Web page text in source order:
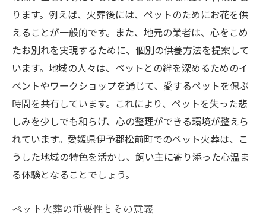
ります。例えば、火葬後には、ペットのためにお花を供
えることが一般的です。また、地元の業者は、心をこめ
たお別れを実現するために、個別の供養方法を提案して
います。地域の人々は、ペットとの絆を深めるためのイ
ベントやワークショップを通じて、愛するペットを偲ぶ
時間を共有しています。これにより、ペットを失った悲
しみを少しでも和らげ、心の整理ができる環境が整えら
れています。愛媛県伊予郡松前町でのペット火葬は、こ
うした地域の特色を活かし、飼い主に寄り添った心温ま
る体験となることでしょう。
ペット火葬の重要性とその意義